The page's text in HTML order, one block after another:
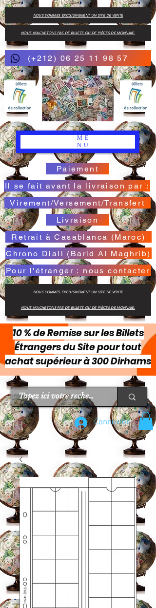
(+212) 06 25 11 98 57
ME
NU
Paiement
Virement/Versement/Transfert
Livraison
Retrait à Casablanca (Maroc)
Il se fait avant la livraison par :
Chrono Diali (Barid Al Maghrib)
NOUS N'ACHETONS PAS DE BILLETS OU DE PIÈCES DE MONNAIE.
NOUS SOMMES EXCLUSIVEMENT UN SITE DE VENTE
Pour l'étranger : nous contacter
NOUS SOMMES EXCLUSIVEMENT UN SITE DE VENTE
NOUS N'ACHETONS PAS DE BILLETS OU DE PIÈCES DE MONNAIE.
10 % de Remise sur les Billets
Étrangers du Site pour tout
achat supérieur à 300 Dirhams
Connexion